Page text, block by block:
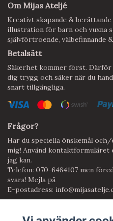
Om Mijas Ateljé
Kreativt skapande &
illustration för barn och vuxna
självförtroende, välbefinnande
Betalsätt
Säkerhet kommer först. Därför
dig trygg och säker när du
snart tillgängliga.
Frågor?
Har du speciella önskemål
mig! Använd kontaktformuläret
jag kan.
Telefon: 070-6464107 men
svara! Mejla på
E-postadress: